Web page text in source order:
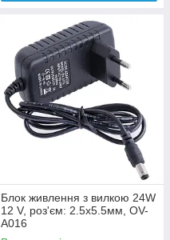
Блок живлення з вилкою 24W
12 V, роз'єм: 2.5x5.5мм, OV-
A016